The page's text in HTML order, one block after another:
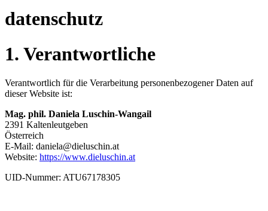
datenschutz
1. Verantwortliche
Verantwortlich für die Verarbeitung personenbezogener Daten auf
dieser Website ist:
Mag. phil. Daniela Luschin-Wangail
2391 Kaltenleutgeben
Österreich
E-Mail: daniela@dieluschin.at
Website: https://www.dieluschin.at
UID-Nummer: ATU67178305